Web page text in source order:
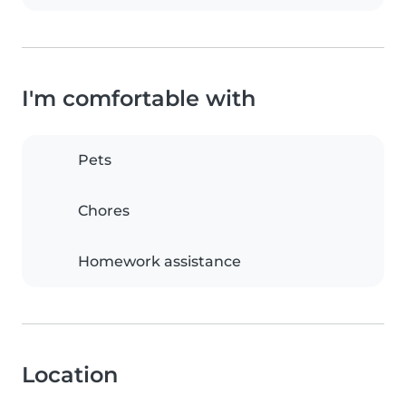
I'm comfortable with
Pets
Chores
Homework assistance
Location